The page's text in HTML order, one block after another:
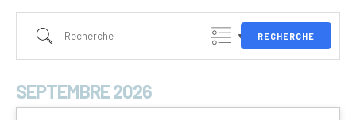
RECHERCHE
SEPTEMBRE 2026